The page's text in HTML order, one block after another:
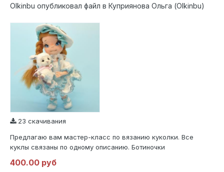
Olkinbu опубликовал файл в Куприянова Ольга (Olkinbu)
23 скачивания
Предлагаю вам мастер-класс по вязанию куколки. Все
куклы связаны по одному описанию. Ботиночки
описаны два варианта крепления волос-трессы и из пряжи
400.00 руб